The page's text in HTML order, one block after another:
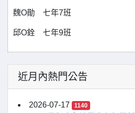
魏O勛 七年7班
邱O銓 七年9班
近月內熱門公告
2026-07-17 1140